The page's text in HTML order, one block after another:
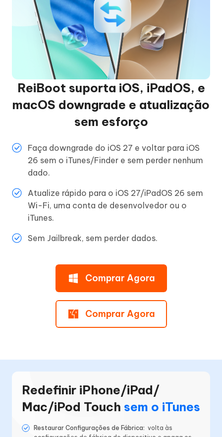
ReiBoot suporta iOS, iPadOS, e
macOS downgrade e atualização
sem esforço
Faça downgrade do iOS 27 e voltar para iOS
26 sem o iTunes/Finder e sem perder nenhum
dado.
Atualize rápido para o iOS 27/iPadOS 26 sem
Wi-Fi, uma conta de desenvolvedor ou o
iTunes.
Sem Jailbreak, sem perder dados.
Comprar Agora
Comprar Agora
Redefinir iPhone/iPad/
Mac/iPod Touch sem o iTunes
Restaurar Configurações de Fábrica: volta às